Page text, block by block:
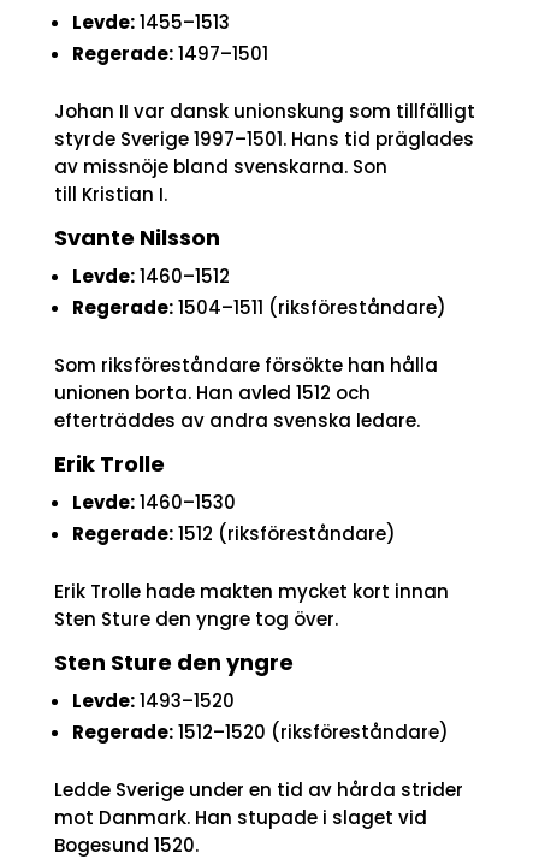
Levde:1455–1513
Regerade:1497–1501
Johan II var dansk unionskung som tillfälligt
styrde Sverige 1997–1501. Hans tid präglades
av missnöje bland svenskarna. Son
till Kristian I.
Svante Nilsson
Levde:1460–1512
Regerade:1504–1511 (riksföreståndare)
Som riksföreståndare försökte han hålla
unionen borta. Han avled 1512 och
efterträddes av andra svenska ledare.
Erik Trolle
Levde:1460–1530
Regerade:1512 (riksföreståndare)
Erik Trolle hade makten mycket kort innan
Sten Sture den yngre tog över.
Sten Sture den yngre
Levde:1493–1520
Regerade:1512–1520 (riksföreståndare)
Ledde Sverige under en tid av hårda strider
mot Danmark. Han stupade i slaget vid
Bogesund 1520.